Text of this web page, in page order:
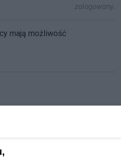
zalogowany.
mają możliwość
Politechniki